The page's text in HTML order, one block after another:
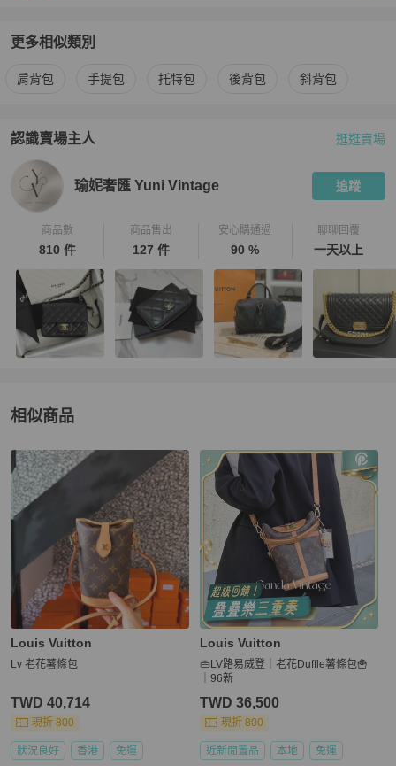
更多相似類別
更多Louis Vuitton女包 相似商品推薦
肩背包 手提包 托特包 後背包 斜背包
認識賣場主人
PopChill 拍拍圈嚴選賣家
逛逛賣場
瑜妮奢匯 Yuni Vintage 追蹤
商品數
810 件
商品售出
127 件
安心購通過
90 %
聊聊回覆
一天以上
相似商品
更多相似Louis Vuitton女包推薦精品
Louis Vuitton
Lv 老花薯條包
TWD 40,714
現折 800
狀況良好 香港 免運
Louis Vuitton
👜LV路易威登｜老花Duffle薯條包🍟
｜96新
TWD 36,500
現折 800
近新閒置品 本地 免運